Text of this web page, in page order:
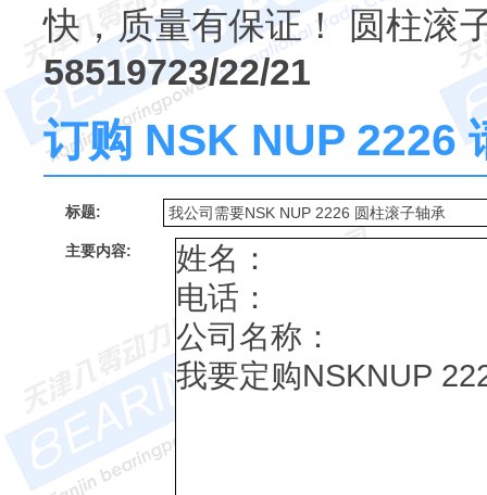
快，质量有保证！ 圆柱滚
58519723/22/21
订购 NSK NUP 2226
标题:
主要内容: